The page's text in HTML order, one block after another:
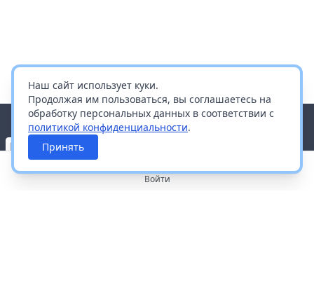
Наш сайт использует куки.
Продолжая им пользоваться, вы соглашаетесь на
обработку персональных данных в соответствии с
политикой конфиденциальности.
Принять
Войти